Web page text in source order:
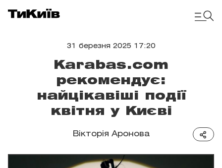
31 березня 2025 17:20
Karabas.com
рекомендує:
найцікавіші події
квітня у Києві
Вікторія Аронова